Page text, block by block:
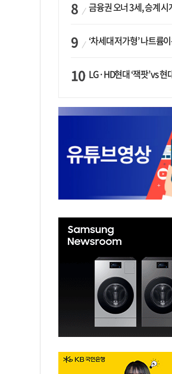
금융권 오너 3세, 승계 시계 빨라지나…한국투자 ‘속도’·미래에셋·
‘차세대 저가형’ 나트륨이온배터리 시대 오나…LG화학·에코프
LG·HD현대 ‘잭팟’ vs 현대차 ‘쪽박’…글로벌 사모펀드, 韓